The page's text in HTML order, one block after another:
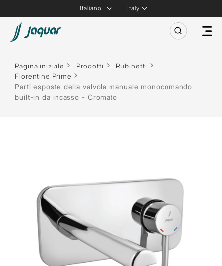
Italy
Pagina iniziale Prodotti
Rubinetti
Florentine Prime
Parti esposte della valvola manuale monocomando
built-in da incasso - Cromato